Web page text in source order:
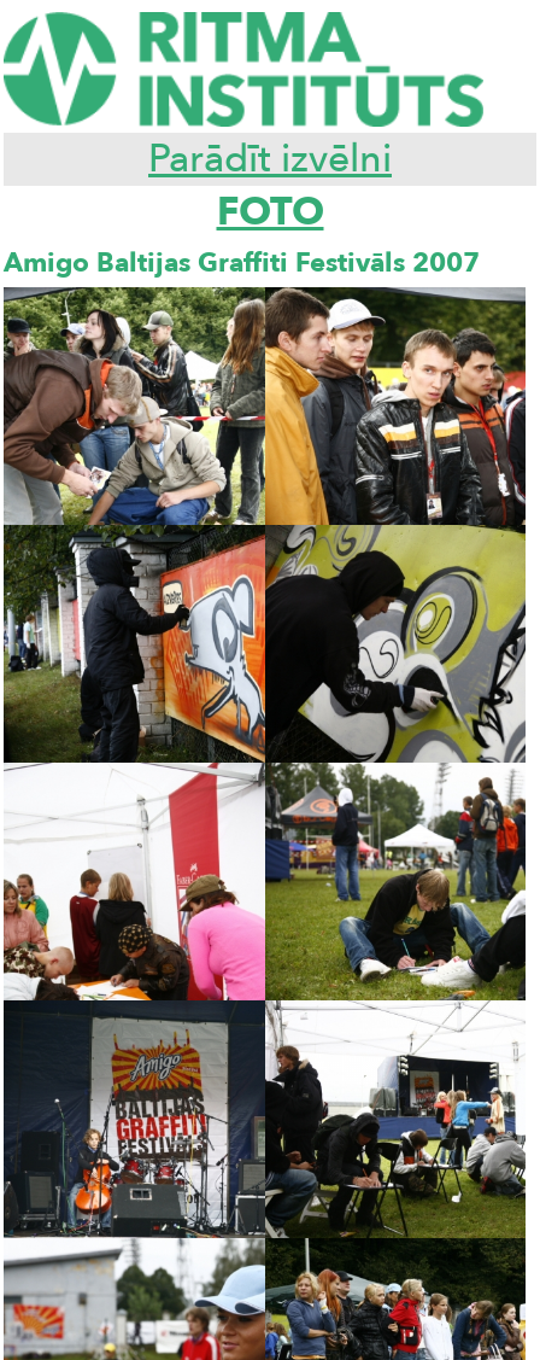
Parādīt izvēlni
FOTO
Amigo Baltijas Graffiti Festivāls 2007